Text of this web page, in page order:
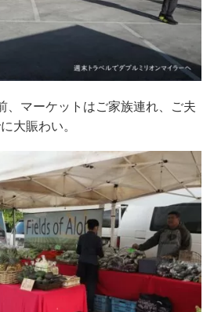
、マーケットはご家族連れ、ご夫
大賑わい。